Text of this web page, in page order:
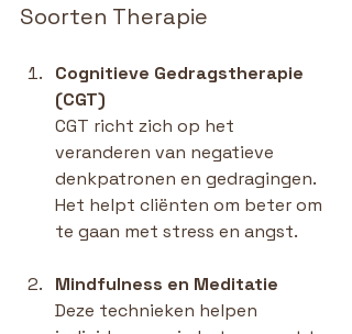
Soorten Therapie
Cognitieve Gedragstherapie
(CGT)
CGT richt zich op het
veranderen van negatieve
denkpatronen en gedragingen.
Het helpt cliënten om beter om
te gaan met stress en angst.
Mindfulness en Meditatie
Deze technieken helpen